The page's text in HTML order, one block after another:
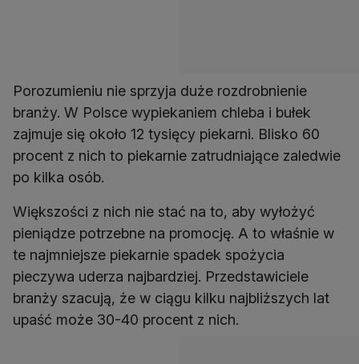
Porozumieniu nie sprzyja duże rozdrobnienie
branży. W Polsce wypiekaniem chleba i bułek
zajmuje się około 12 tysięcy piekarni. Blisko 60
procent z nich to piekarnie zatrudniające zaledwie
po kilka osób.
Większości z nich nie stać na to, aby wyłożyć
pieniądze potrzebne na promocję. A to właśnie w
te najmniejsze piekarnie spadek spożycia
pieczywa uderza najbardziej. Przedstawiciele
branży szacują, że w ciągu kilku najbliższych lat
upaść może 30-40 procent z nich.